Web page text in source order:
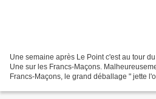
Une semaine après Le Point c'est au tour
Une sur les Francs-Maçons.
Francs-Maçons, le grand déballage " jette